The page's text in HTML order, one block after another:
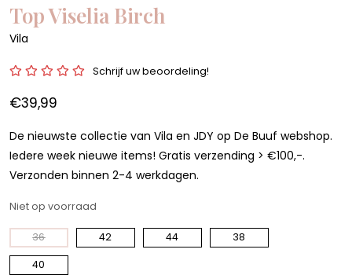
Top Viselia Birch
Vila
Schrijf uw beoordeling!
€39,99
De nieuwste collectie van Vila en JDY op De Buuf webshop.
Iedere week nieuwe items! Gratis verzending > €100,-.
Verzonden binnen 2-4 werkdagen.
Niet op voorraad
36 42 44 38
40